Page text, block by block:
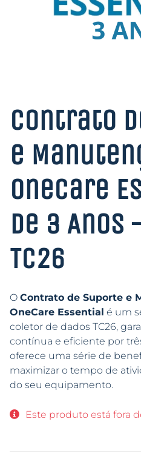
Contrato
e
OneCare
de 3 Anos
TC26
O Contrato de Suporte e
OneCare Essential é um
coletor de dados TC26,
contínua e eficiente por
oferece uma série de
maximizar o tempo de
do seu equipamento.
Este produto está fora